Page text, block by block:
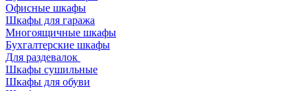
Офисные шкафы
Шкафы для гаража
Многоящичные шкафы
Бухгалтерские шкафы
Для раздевалок
Шкафы сушильные
Шкафы для обуви